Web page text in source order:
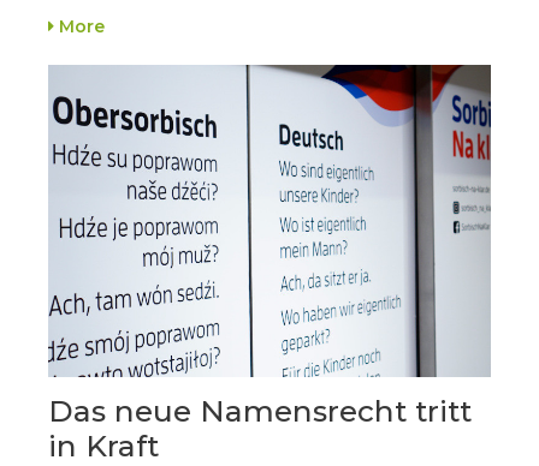
More
Das neue Namensrecht tritt
in Kraft